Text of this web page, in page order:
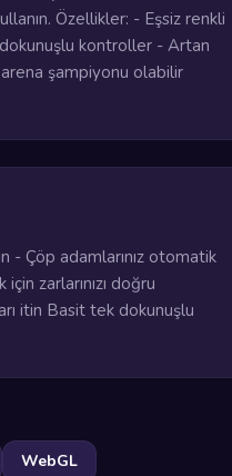
Özellikler: - Eşsiz renkli
kontroller - Artan
arena şampiyonu olabilir
- Çöp adamlarınız otomatik
zarlarınızı doğru
itin Basit tek dokunuşlu
WebGL